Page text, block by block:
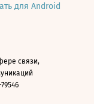
для Android
связи,